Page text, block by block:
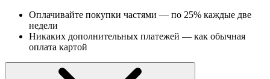
Оплачивайте покупки частями — по 25% каждые две
недели
Никаких дополнительных платежей — как обычная
оплата картой